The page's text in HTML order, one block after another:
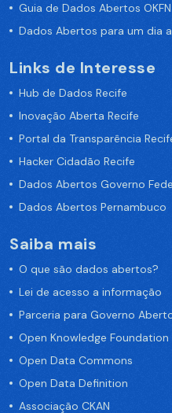
Guia de Dados Abertos OKFN
Dados Abertos para um dia
Links de Interesse
Hub de Dados Recife
Inovação Aberta Recife
Portal da Transparência
Hacker Cidadão Recife
Dados Abertos Governo
Dados Abertos Pernambuco
Saiba mais
O que são dados abertos?
Lei de acesso a informação
Parceria para Governo
Open Knowledge Foundation
Open Data Commons
Open Data Definition
Associação CKAN